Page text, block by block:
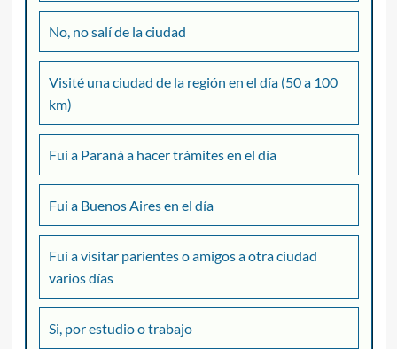
No, no salí de la ciudad
Visité una ciudad de la región en el día (50 a 100
km)
Fui a Paraná a hacer trámites en el día
Fui a Buenos Aires en el día
Fui a visitar parientes o amigos a otra ciudad
varios días
Si, por estudio o trabajo